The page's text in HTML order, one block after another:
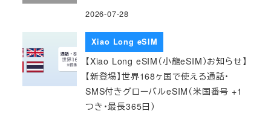
2026-07-28
Xiao Long eSIM
【Xiao Long eSIM（小龍eSIM）お知らせ】
【新登場】世界168ヶ国で使える通話・
SMS付きグローバルeSIM（米国番号 +1
つき・最長365日）